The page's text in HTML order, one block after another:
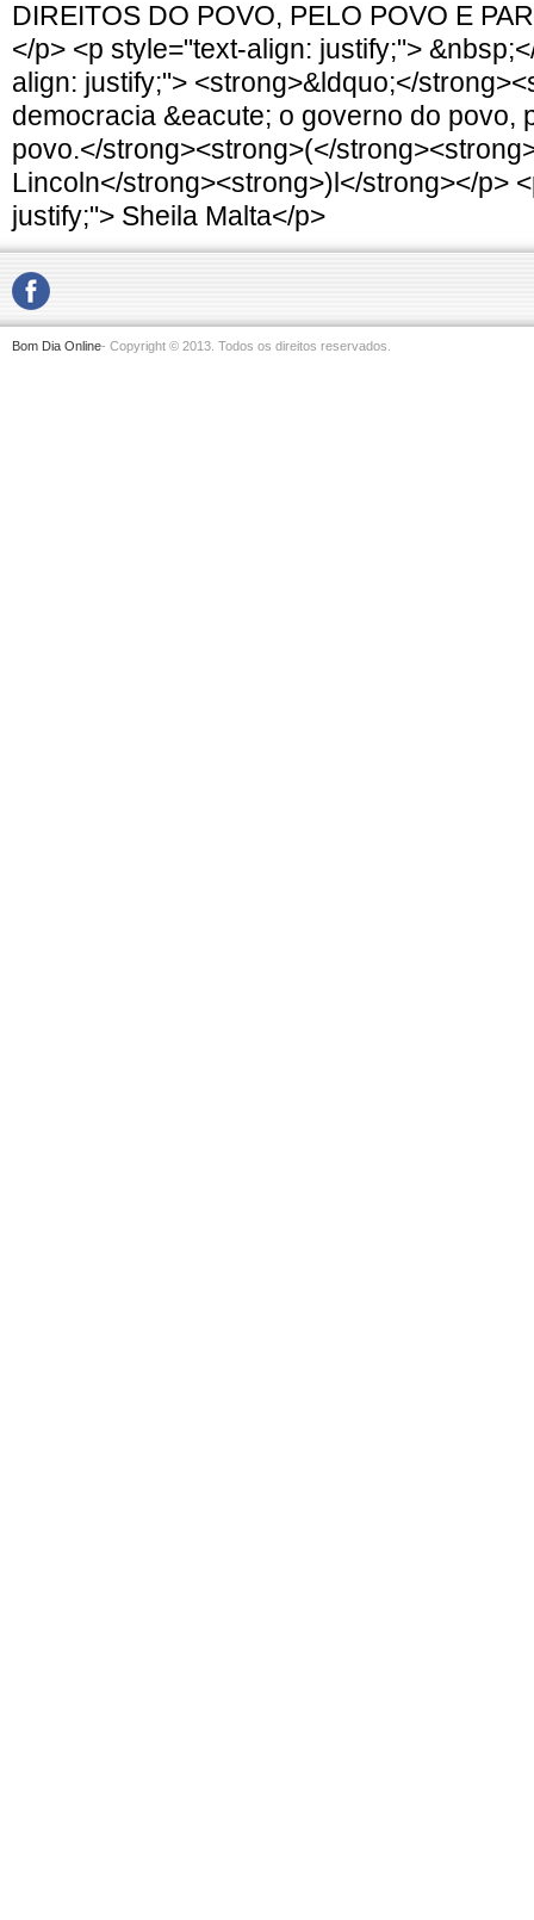
DIREITOS DO POVO, PELO POVO E
</p> <p style="text-align: justify;">
align: justify;"> <strong>&ldquo;</
democracia &eacute; o governo do povo,
povo.</strong><strong>(</
Lincoln</strong><strong>)l</strong></p>
justify;"> Sheila Malta</p>
Bom Dia Online- Copyright © 2013. Todos os direitos reservados.